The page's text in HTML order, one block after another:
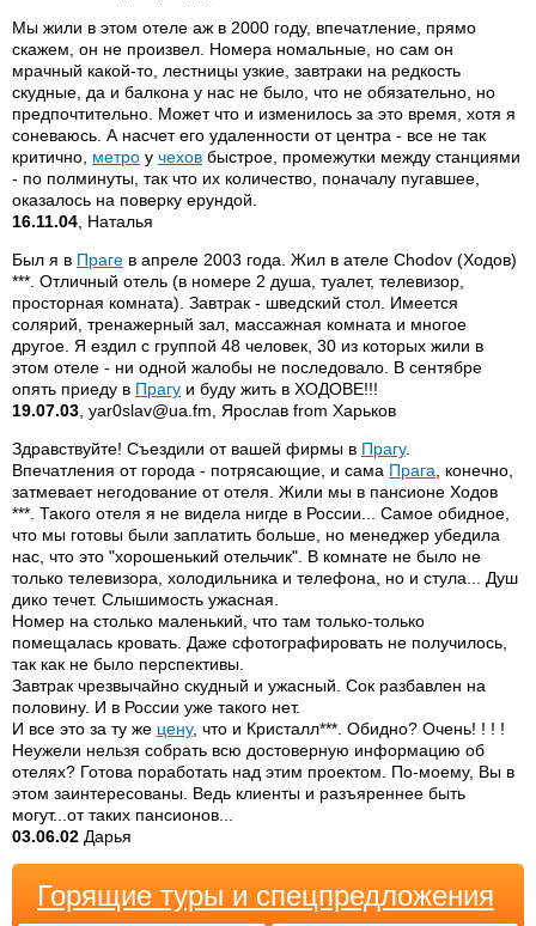
Мы жили в этом отеле аж в 2000 году, впечатление, прямо
скажем, он не произвел. Номера номальные, но сам он
мрачный какой-то, лестницы узкие, завтраки на редкость
скудные, да и балкона у нас не было, что не обязательно, но
предпочтительно. Может что и изменилось за это время, хотя я
соневаюсь. А насчет его удаленности от центра - все не так
критично, метро у чехов быстрое, промежутки между станциями
- по полминуты, так что их количество, поначалу пугавшее,
оказалось на поверку ерундой.
16.11.04 , Наталья
Был я в Праге в апреле 2003 года. Жил в ателе Chodov (Ходов)
***. Отличный отель (в номере 2 душа, туалет, телевизор,
просторная комната). Завтрак - шведский стол. Имеется
солярий, тренажерный зал, массажная комната и многое
другое. Я ездил с группой 48 человек, 30 из которых жили в
этом отеле - ни одной жалобы не последовало. В сентябре
опять приеду в Прагу и буду жить в ХОДОВЕ!!!
19.07.03 , yar0slav@ua.fm, Ярослав from Харьков
Здравствуйте! Съездили от вашей фирмы в Прагу.
Впечатления от города - потрясающие, и сама Прага , конечно,
затмевает негодование от отеля. Жили мы в пансионе Ходов
***. Такого отеля я не видела нигде в России... Самое обидное,
что мы готовы были заплатить больше, но менеджер убедила
нас, что это "хорошенький отельчик". В комнате не было не
только телевизора, холодильника и телефона, но и стула... Душ
дико течет. Слышимость ужасная.
Номер на столько маленький, что там только-только
помещалась кровать. Даже сфотографировать не получилось,
так как не было перспективы.
Завтрак чрезвычайно скудный и ужасный. Сок разбавлен на
половину. И в России уже такого нет.
И все это за ту же цену, что и Кристалл***. Обидно? Очень! ! ! !
Неужели нельзя собрать всю достоверную информацию об
отелях? Готова поработать над этим проектом. По-моему, Вы в
этом заинтересованы. Ведь клиенты и разъяреннее быть
могут...от таких пансионов...
03.06.02 Дарья
Горящие туры и спецпредложения